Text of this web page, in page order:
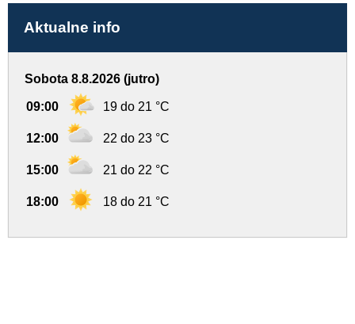
Aktualne info
Sobota 8.8.2026 (jutro)
09:00 19 do 21 °C
12:00 22 do 23 °C
15:00 21 do 22 °C
18:00 18 do 21 °C